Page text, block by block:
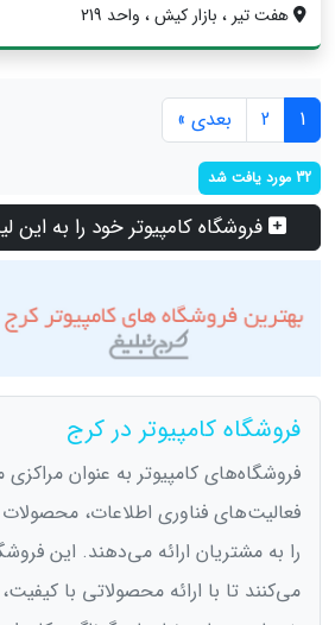
هفت تیر ، بازار کیش ، واحد 219
1
2 بعدی »
32 مورد یافت شد
فروشگاه کامپیوتر خود را به این
فروشگاه کامپیوتر در کرج
فروشگاه‌های کامپیوتر به عنوان مراکزی
فعالیت‌های فناوری اطلاعات،
را به مشتریان ارائه می‌دهند. این
می‌کنند تا با ارائه محصولاتی با